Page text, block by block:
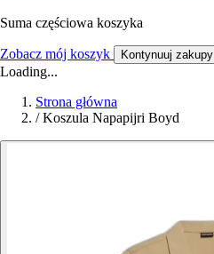
Suma częściowa koszyka
Zobacz mój koszyk Kontynuuj zakupy
Loading...
Strona główna
/ Koszula Napapijri Boyd